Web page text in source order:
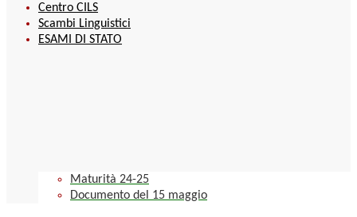
Centro CILS
Scambi Linguistici
ESAMI DI STATO
Maturità 24-25
Documento del 15 maggio